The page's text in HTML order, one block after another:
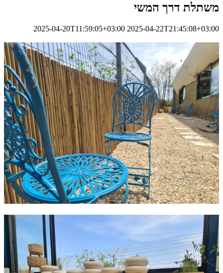
משתלת דרך המשי
2025-04-20T11:59:05+03:00 2025-04-22T21:45:08+03:00